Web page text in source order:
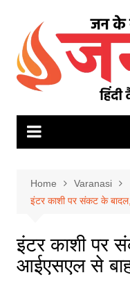
content
Home
Varanasi
इंटर काशी पर संकट के
इंटर काशी पर
आईएसएल से